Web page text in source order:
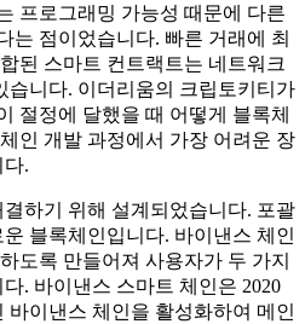
프로그래밍 가능성 때문에 다른
는 점이었습니다. 빠른 거래에 최
된 스마트 컨트랙트는 네트워크
습니다. 이더리움의 크립토키티가
절정에 달했을 때 어떻게 블록체
인 개발 과정에서 가장 어려운 장
다.
하기 위해 설계되었습니다. 포괄
블록체인입니다. 바이낸스 체인
도록 만들어져 사용자가 두 가지
. 바이낸스 스마트 체인은 2020
바이낸스 체인을 활성화하여 메인